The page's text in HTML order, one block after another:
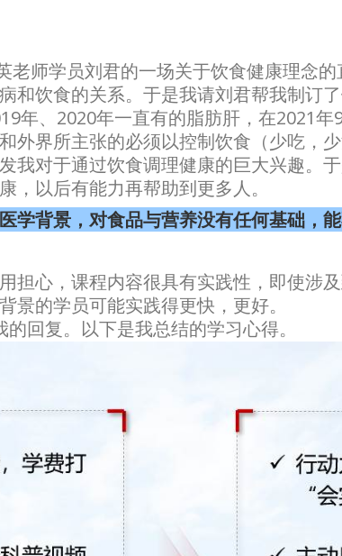
老师学员刘君的一场关于饮食健康理念
和饮食的关系。于是我请刘君帮我制订
年、2020年一直有的脂肪肝，在2021年
外界所主张的必须以控制饮食（少吃，
我对于通过饮食调理健康的巨大兴趣。
，以后有能力再帮助到更多人。
学背景，对食品与营养没有任何基础，
担心，课程内容很具有实践性，即使涉
的学员可能实践得更快，更好。
回复。以下是我总结的学习心得。